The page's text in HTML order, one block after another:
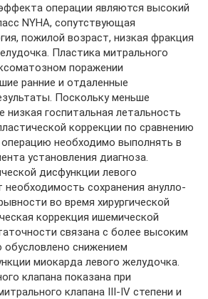
операции являются высокий
NYHA, сопутствующая
пожилой возраст, низкая фракция
Пластика митрального
поражении
ранние и отдаленные
Поскольку меньше
низкая госпитальная летальность
коррекции по сравнению
операцию необходимо выполнять в
установления диагноза.
дисфункции левого
сохранения анулло-
во время хирургической
коррекция ишемической
связана с более высоким
обусловлено снижением
миокарда левого желудочка.
клапана показана при
клапана III-IV степени и